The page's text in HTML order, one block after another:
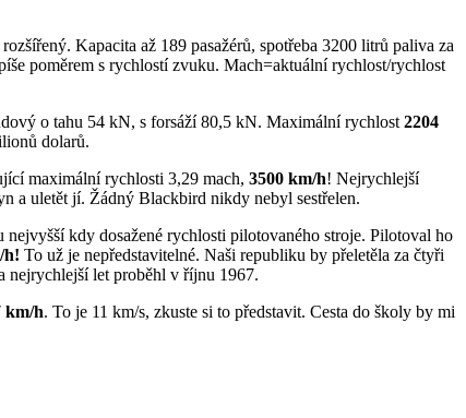
Kapacita až 189 pasažérů, spotřeba 3200 litrů paliva za
poměrem s rychlostí zvuku. Mach=aktuální rychlost/rychlost
o tahu 54 kN, s forsáží 80,5 kN. Maximální rychlost 2204
dolarů.
maximální rychlosti 3,29 mach, 3500 km/h! Nejrychlejší
a uletět jí. Žádný Blackbird nikdy nebyl sestřelen.
kdy dosažené rychlosti pilotovaného stroje. Pilotoval ho
h! To už je nepředstavitelné. Naši republiku by přeletěla za čtyři
nejrychlejší let proběhl v říjnu 1967.
km/h. To je 11 km/s, zkuste si to představit. Cesta do školy by mi